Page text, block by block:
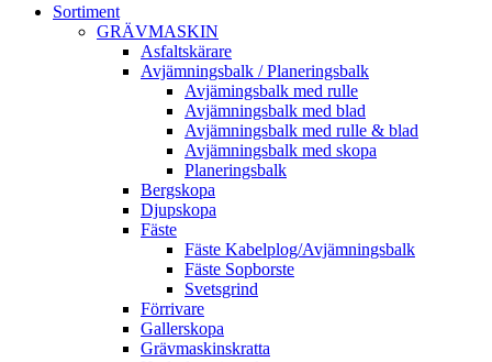
Sortiment
GRÄV­MASKIN
Asfalt­skärare
Avjämnings­balk / Planeringsbalk
Avjämingsbalk med rulle
Avjämningsbalk med blad
Avjämningsbalk med rulle & blad
Avjämningsbalk med skopa
Planerings­balk
Berg­skopa
Djup­skopa
Fäste
Fäste Kabel­­plog/­Avjämnings­­balk
Fäste Sop­borste
Svets­grind
Förrivare
Galler­skopa
Gräv­maskins­kratta